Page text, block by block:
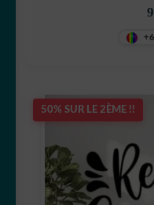
50% SUR LE 2ÈME !!